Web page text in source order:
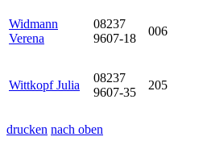
Widmann
Verena
08237
9607-18
006
Wittkopf Julia
08237
9607-35
205
drucken nach oben